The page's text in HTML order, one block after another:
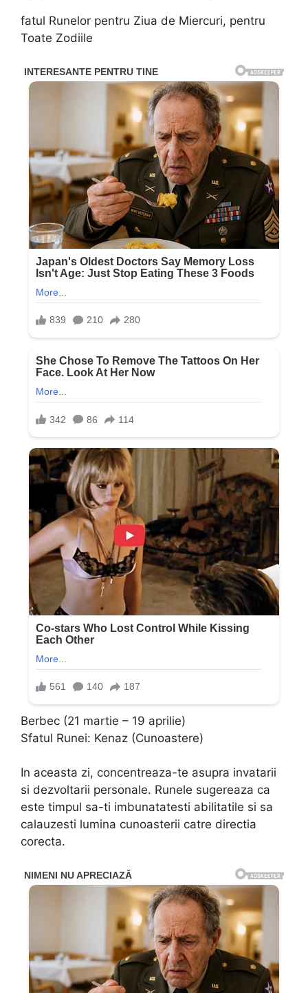
fatul Runelor pentru Ziua de Miercuri, pentru
Toate Zodiile
Berbec (21 martie – 19 aprilie)
Sfatul Runei: Kenaz (Cunoastere)
In aceasta zi, concentreaza-te asupra invatarii
si dezvoltarii personale. Runele sugereaza ca
este timpul sa-ti imbunatatesti abilitatile si sa
calauzesti lumina cunoasterii catre directia
corecta.